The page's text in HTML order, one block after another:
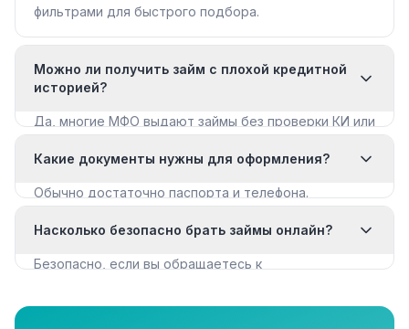
фильтрами для быстрого подбора.
Можно ли получить займ с плохой кредитной
историей?
Да, многие МФО выдают займы без проверки КИ или
с плохой КИ».
Какие документы нужны для оформления?
Обычно достаточно паспорта и телефона.
документы для крупных сумм.
Насколько безопасно брать займы онлайн?
Безопасно, если вы обращаетесь к
организации в нашем каталоге имеют лицензию.